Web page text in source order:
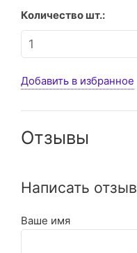
Количество шт.:
Добавить в избранное
Отзывы
Написать отзыв
Ваше имя